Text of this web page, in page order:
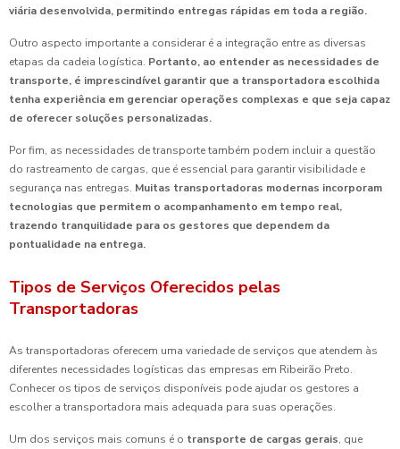
viária desenvolvida, permitindo entregas rápidas em toda a região.
Outro aspecto importante a considerar é a integração entre as diversas
etapas da cadeia logística. Portanto, ao entender as necessidades de
transporte, é imprescindível garantir que a transportadora escolhida
tenha experiência em gerenciar operações complexas e que seja capaz
de oferecer soluções personalizadas.
Por fim, as necessidades de transporte também podem incluir a questão
do rastreamento de cargas, que é essencial para garantir visibilidade e
segurança nas entregas. Muitas transportadoras modernas incorporam
tecnologias que permitem o acompanhamento em tempo real,
trazendo tranquilidade para os gestores que dependem da
pontualidade na entrega.
Tipos de Serviços Oferecidos pelas
Transportadoras
As transportadoras oferecem uma variedade de serviços que atendem às
diferentes necessidades logísticas das empresas em Ribeirão Preto.
Conhecer os tipos de serviços disponíveis pode ajudar os gestores a
escolher a transportadora mais adequada para suas operações.
Um dos serviços mais comuns é o transporte de cargas gerais, que